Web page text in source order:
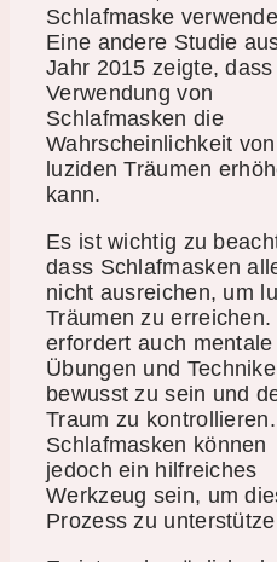
Schlafmaske
Eine andere Studie
Jahr 2015 zeigte,
Verwendung von
Schlafmasken die
Wahrscheinlichkeit von
luziden Träumen
kann.
Es ist wichtig zu
dass Schlafmasken
nicht ausreichen, um
Träumen zu erreichen.
erfordert auch mentale
Übungen und
bewusst zu sein und
Traum zu kontrollieren.
Schlafmasken können
jedoch ein hilfreiches
Werkzeug sein, um
Prozess zu